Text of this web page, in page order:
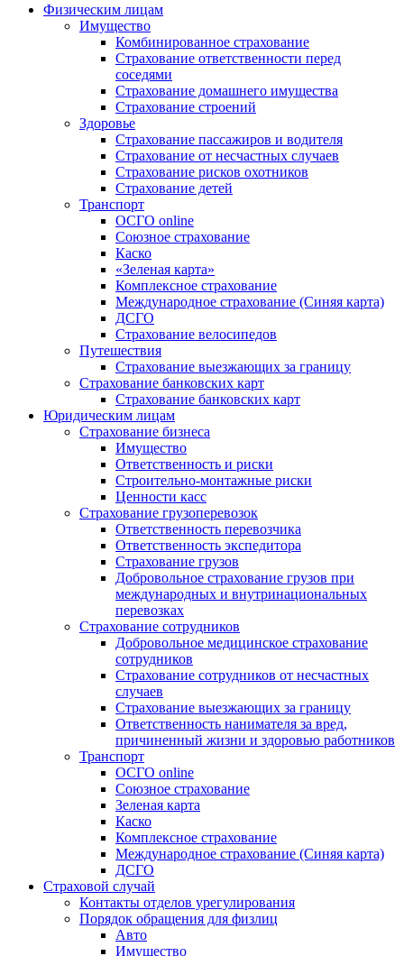
Физическим лицам
Имущество
Комбинированное страхование
Страхование ответственности перед
соседями
Страхование домашнего имущества
Страхование строений
Здоровье
Страхование пассажиров и водителя
Страхование от несчастных случаев
Страхование рисков охотников
Страхование детей
Транспорт
ОСГО online
Союзное страхование
Каско
«Зеленая карта»
Комплексное страхование
Международное страхование (Синяя карта)
ДСГО
Страхование велосипедов
Путешествия
Страхование выезжающих за границу
Страхование банковских карт
Страхование банковских карт
Юридическим лицам
Страхование бизнеса
Имущество
Ответственность и риски
Строительно-монтажные риски
Ценности касс
Страхование грузоперевозок
Ответственность перевозчика
Ответственность экспедитора
Страхование грузов
Добровольное страхование грузов при
международных и внутринациональных
перевозках
Страхование сотрудников
Добровольное медицинское страхование
сотрудников
Страхование сотрудников от несчастных
случаев
Страхование выезжающих за границу
Ответственность нанимателя за вред,
причиненный жизни и здоровью работников
Транспорт
ОСГО online
Союзное страхование
Зеленая карта
Каско
Комплексное страхование
Международное страхование (Синяя карта)
ДСГО
Страховой случай
Контакты отделов урегулирования
Порядок обращения для физлиц
Авто
Имущество